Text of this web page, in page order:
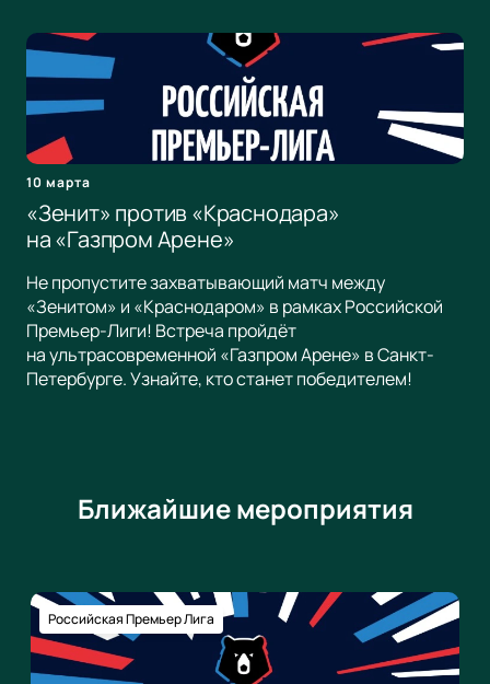
10 марта
«Зенит» против «Краснодара»
на «Газпром Арене»
Не пропустите захватывающий матч между
«Зенитом» и «Краснодаром» в рамках Российской
Премьер-Лиги! Встреча пройдёт
на ультрасовременной «Газпром Арене» в Санкт-
Петербурге. Узнайте, кто станет победителем!
Ближайшие мероприятия
Российская Премьер Лига